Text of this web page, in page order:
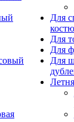
Для
Для
Для
Для